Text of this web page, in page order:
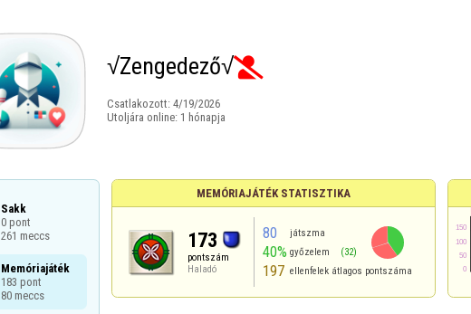
√Zengedező√
Csatlakozott: 4/19/2026
Utoljára online: 1 hónapja
Sakk
0 pont
261 meccs
Memóriajáték
183 pont
80 meccs
MEMÓRIAJÁTÉK STATISZTIKA
173
pontszám
Haladó
80 játszma
40% győzelem (32)
197 ellenfelek átlagos pontszáma